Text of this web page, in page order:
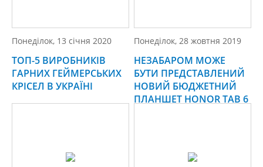
Понеділок, 13 січня 2020
ТОП-5 ВИРОБНИКІВ
ГАРНИХ ГЕЙМЕРСЬКИХ
КРІСЕЛ В УКРАЇНІ
Понеділок, 28 жовтня 2019
НЕЗАБАРОМ МОЖЕ
БУТИ ПРЕДСТАВЛЕНИЙ
НОВИЙ БЮДЖЕТНИЙ
ПЛАНШЕТ HONOR TAB 6